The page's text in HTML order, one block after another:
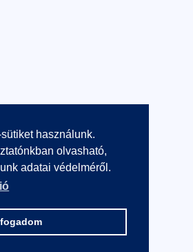
használunk.
olvasható,
adatai védelméről.